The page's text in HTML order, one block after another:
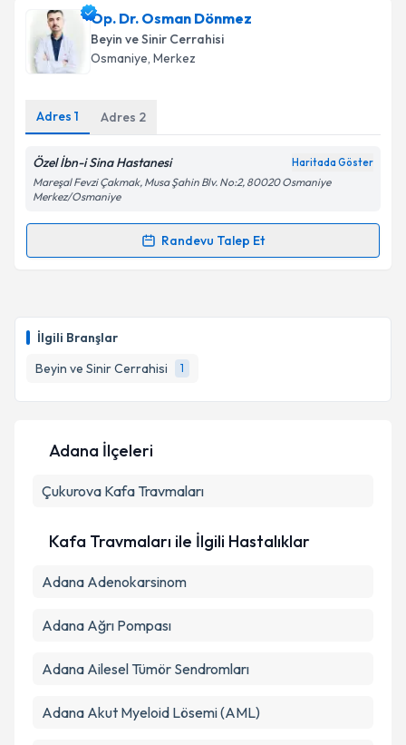
İlgili Branşlar
Beyin ve Sinir Cerrahisi
1
bilgilendireceğiz.
E-posta Adresiniz
Kişisel verilerimin işlenmesine ilişkinAydınlatma
kapsamda işlenmesini kabul ediyorum.
Takvim Talebini Gönder
Op. Dr. Osman Dönmez
Beyin ve Sinir Cerrahisi
Osmaniye, Merkez
Adres 1 Adres 2
Özel İbn-i Sina Hastanesi Haritada Göster
Mareşal Fevzi Çakmak, Musa Şahin Blv. No:2, 80020 Osmaniye
Merkez/Osmaniye
Randevu Talep Et
Randevu Takvimi Talebi
takvim hazırlandığında e-posta ile bilgilendireceğiz.
Metni'ni okudum ve kişisel verilerimin belirtilen
Adana İlçeleri
Çukurova Kafa Travmaları
Kafa Travmaları ile İlgili Hastalıklar
Adana Adenokarsinom
Adana Ağrı Pompası
Adana Ailesel Tümör Sendromları
Adana Akut Myeloid Lösemi (AML)